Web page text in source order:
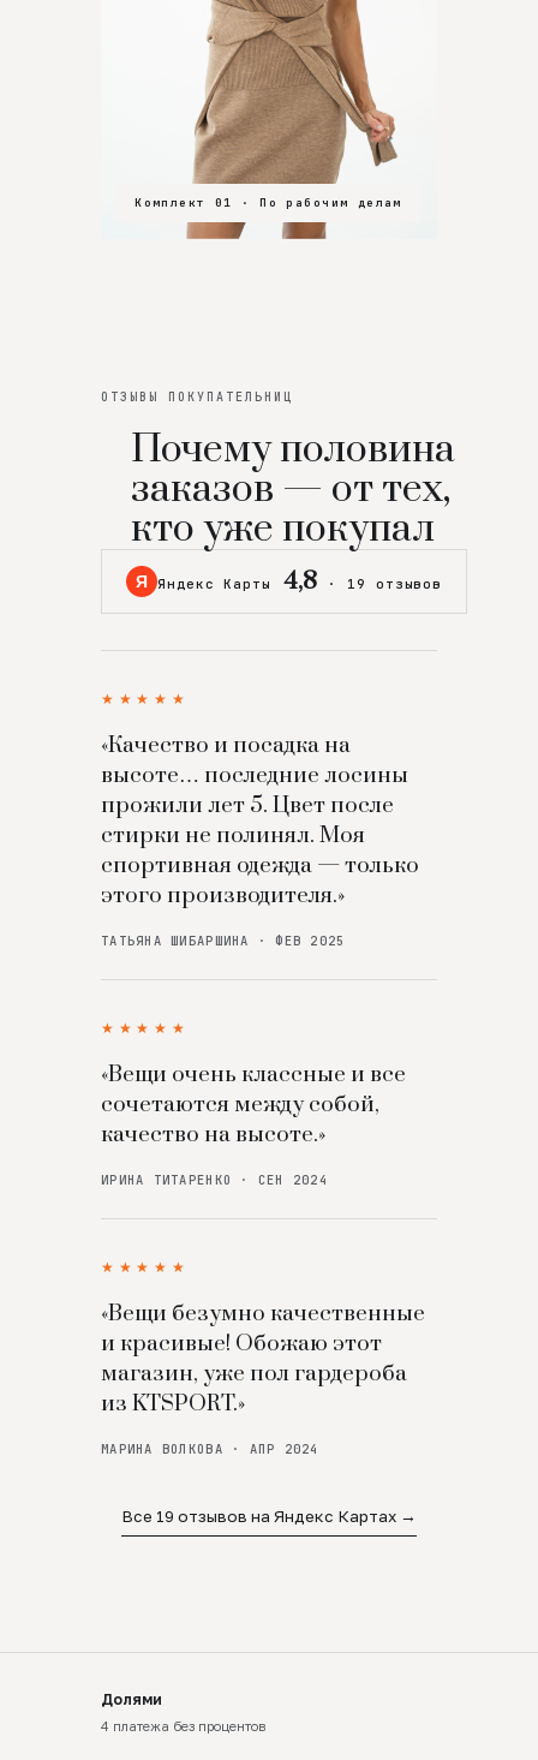
Комплект 01 · По рабочим делам
Комплект 02 · В зал
Комплект 03 · На особенный вечер
ОТЗЫВЫ ПОКУПАТЕЛЬНИЦ
Почему половина
заказов — от тех,
кто уже покупал
Я Яндекс Карты 4,8 · 19 отзывов
★★★★★
«Качество и посадка на
высоте… последние лосины
прожили лет 5. Цвет после
стирки не полинял. Моя
спортивная одежда — только
этого производителя.»
ТАТЬЯНА ШИБАРШИНА · ФЕВ 2025
★★★★★
«Вещи очень классные и все
сочетаются между собой,
качество на высоте.»
ИРИНА ТИТАРЕНКО · СЕН 2024
★★★★★
«Вещи безумно качественные
и красивые! Обожаю этот
магазин, уже пол гардероба
из KTSPORT.»
МАРИНА ВОЛКОВА · АПР 2024
Все 19 отзывов на Яндекс Картах →
Долями
4 платежа без процентов